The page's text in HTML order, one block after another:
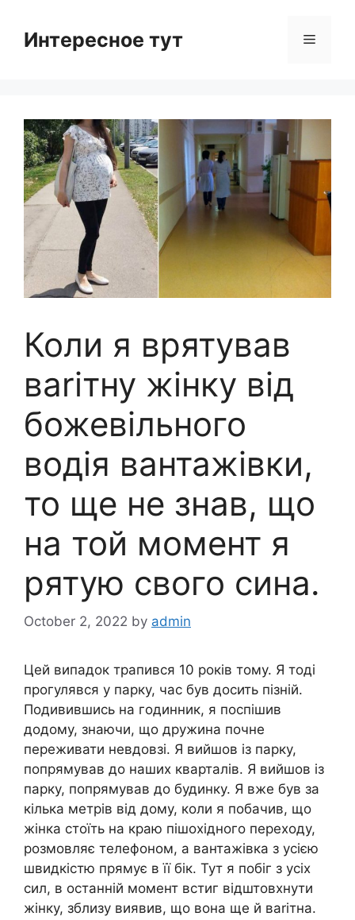
contentИнтересное тут Menu
Коли я врятував
ваrітну жінку від
божевільного
водія вантажівки,
то ще не знав, що
на той момент я
рятую свого сина.
October 2, 2022 by admin
Цей випадок трапився 10 років тому. Я тоді
прогулявся у парку, час був досить пізній.
Подивившись на годинник, я поспішив
додому, знаючи, що дружина почне
переживати невдовзі. Я вийшов із парку,
попрямував до наших кварталів. Я вийшов із
парку, попрямував до будинку. Я вже був за
кілька метрів від дому, коли я побачив, що
жінка стоїть на краю пішохідного переходу,
розмовляє телефоном, а вантажівка з усією
швидкістю прямує в її бік. Тут я побіг з усіх
сил, в останній момент встиг відштовхнути
жінку, зблизу виявив, що вона ще й ваrітна.